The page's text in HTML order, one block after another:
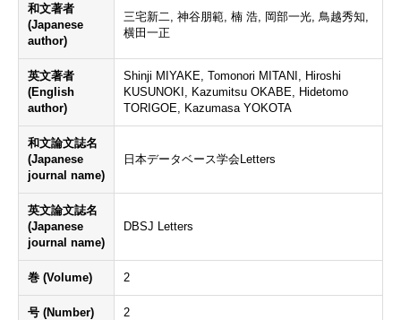
和文著者
(Japanese
author)
三宅新二, 神谷朋範, 楠 浩, 岡部一光, 鳥越秀知,
横田一正
英文著者
(English
author)
Shinji MIYAKE, Tomonori MITANI, Hiroshi
KUSUNOKI, Kazumitsu OKABE, Hidetomo
TORIGOE, Kazumasa YOKOTA
和文論文誌名
(Japanese
journal name)
日本データベース学会Letters
英文論文誌名
(Japanese
journal name)
DBSJ Letters
巻 (Volume) 2
号 (Number) 2